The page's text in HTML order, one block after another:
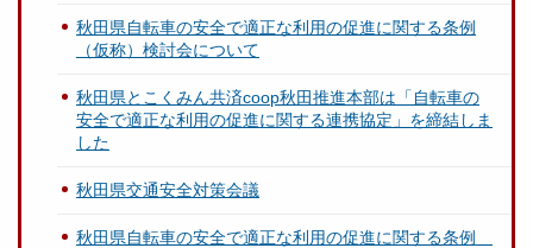
秋田県自転車の安全で適正な利用の促進に関する条例
（仮称）検討会について
秋田県とこくみん共済coop秋田推進本部は「自転車の
安全で適正な利用の促進に関する連携協定」を締結しま
した
秋田県交通安全対策会議
秋田県自転車の安全で適正な利用の促進に関する条例